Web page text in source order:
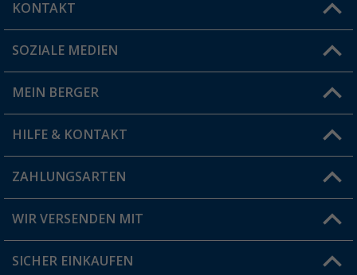
KONTAKT
Du hast eine Frage?
Filiale finden
SOZIALE MEDIEN
MEIN BERGER
Vorteilskarte
Blog
Jobs & Karriere
HILFE & KONTAKT
FAQ & Kontakt
Versandinformationen
ZAHLUNGSARTEN
WIR VERSENDEN MIT
SICHER EINKAUFEN